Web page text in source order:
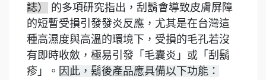
誌）
的多項研究指出，刮鬍會導致皮膚屏障
的短暫受損引發發炎反應，尤其是在台灣這
種高濕度與高溫的環境下，受損的毛孔若沒
有即時收斂，極易引發「毛囊炎」或「刮鬍
疹」。 因此，鬍後產品應具備以下功能：